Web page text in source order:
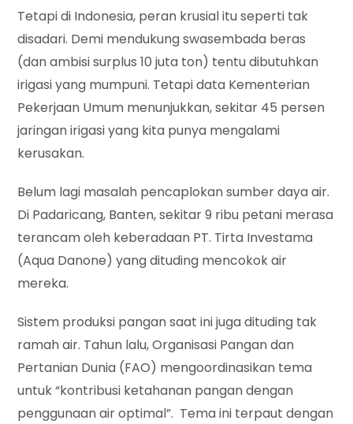
Tetapi di Indonesia, peran krusial itu seperti tak
disadari. Demi mendukung swasembada beras
(dan ambisi surplus 10 juta ton) tentu dibutuhkan
irigasi yang mumpuni. Tetapi data Kementerian
Pekerjaan Umum menunjukkan, sekitar 45 persen
jaringan irigasi yang kita punya mengalami
kerusakan.
Belum lagi masalah pencaplokan sumber daya air.
Di Padaricang, Banten, sekitar 9 ribu petani merasa
terancam oleh keberadaan PT. Tirta Investama
(Aqua Danone) yang dituding mencokok air
mereka.
Sistem produksi pangan saat ini juga dituding tak
ramah air. Tahun lalu, Organisasi Pangan dan
Pertanian Dunia (FAO) mengoordinasikan tema
untuk “kontribusi ketahanan pangan dengan
penggunaan air optimal”. Tema ini terpaut dengan